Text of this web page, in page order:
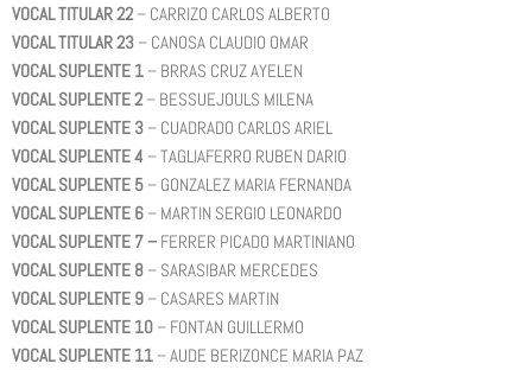
VOCAL TITULAR 22 – CARRIZO CARLOS ALBERTO
VOCAL TITULAR 23 – CANOSA CLAUDIO OMAR
VOCAL SUPLENTE 1 – BRRAS CRUZ AYELEN
VOCAL SUPLENTE 2 – BESSUEJOULS MILENA
VOCAL SUPLENTE 3 – CUADRADO CARLOS ARIEL
VOCAL SUPLENTE 4 – TAGLIAFERRO RUBEN DARIO
VOCAL SUPLENTE 5 – GONZALEZ MARIA FERNANDA
VOCAL SUPLENTE 6 – MARTIN SERGIO LEONARDO
VOCAL SUPLENTE 7 – FERRER PICADO MARTINIANO
VOCAL SUPLENTE 8 – SARASIBAR MERCEDES
VOCAL SUPLENTE 9 – CASARES MARTIN
VOCAL SUPLENTE 10 – FONTAN GUILLERMO
VOCAL SUPLENTE 11 – AUDE BERIZONCE MARIA PAZ